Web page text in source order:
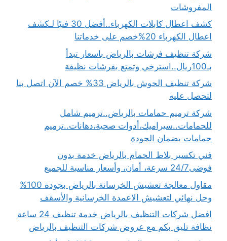
المفروشات
كشف اعطال كابلات الكهرباء..أفضل 30 فنيًا لـكشف
اعطال الكهرباء 20%خصم على خدماتنا
شركة تنظيف فرشات بالرياض باسعار تبدأ
بـ100ريال..استرخي وتمتع بفرشات نظيفة
شركة تنظيف الحوش بالرياض 33% خصم الآن اتصل بنا
لتحصل عليه
شركة ترميم حمامات بالرياض..ترميم شامل
للحمامات..سيراميك،أدوات صحية،دهانات..ترميم
حمامات بضمان الجودة
فني تكسير بلاط الحمام بالرياض خدمة بدون
فوضى24/7 سرعة، أمان، وأسعار مناسبة للجميع
مقاول معالجة تعشيش الخرسانة بالرياض بجودة 100%
وحل نهائي لتعشيش الاعمدة الخرسانية والأسقف
افضل شركات التنظيف بالرياض خدمة تنظيف 24 ساعة
نظافة تليق بكم مع عروض شركات التنظيف بالرياض